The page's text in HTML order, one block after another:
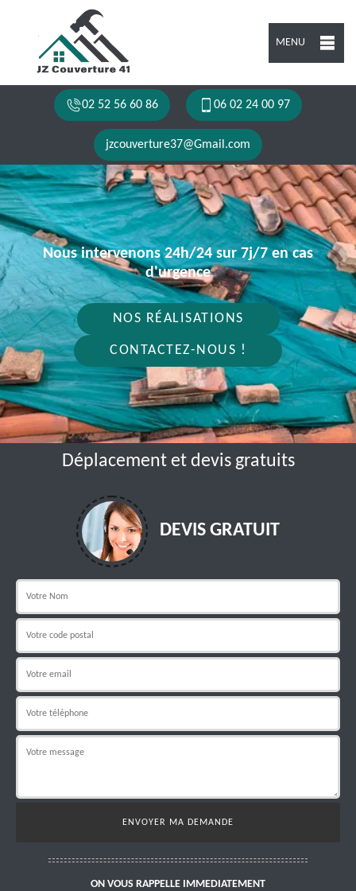
MENU
02 52 56 60 86 06 02 24 00 97
jzcouverture37@Gmail.com
Nous intervenons 24h/24 sur 7j/7 en cas
d'urgence
NOS RÉALISATIONS
CONTACTEZ-NOUS !
Déplacement et devis gratuits
DEVIS GRATUIT
ON VOUS RAPPELLE IMMEDIATEMENT